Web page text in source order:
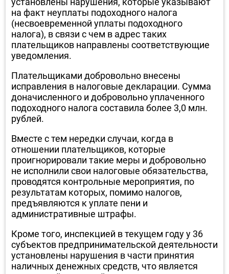
на факт неуплаты подоходного налога
(несвоевременной уплаты подоходного
налога), в связи с чем в адрес таких
плательщиков направлены соответствующие
уведомления.
Плательщиками добровольно внесены
исправления в налоговые декларации. Сумма
доначисленного и добровольно уплаченного
подоходного налога составила более 3,0 млн.
рублей.
Вместе с тем нередки случаи, когда в
отношении плательщиков, которые
проигнорировали такие меры и добровольно
не исполнили свои налоговые обязательства,
проводятся контрольные мероприятия, по
результатам которых, помимо налогов,
предъявляются к уплате пени и
административные штрафы.
Кроме того, инспекцией в текущем году у 36
субъектов предпринимательской деятельности
установлены нарушения в части принятия
наличных денежных средств, что является